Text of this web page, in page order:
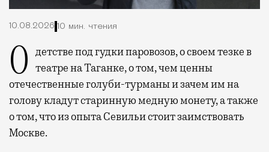
10.08.2026 10 мин. чтения
О детстве под гудки паровозов, о своем тезке в театре на Таганке, о том, чем ценны
отечественные голуби-турманы и зачем им на
голову кладут старинную медную монету, а также
о том, что из опыта Севильи стоит заимствовать
Москве.